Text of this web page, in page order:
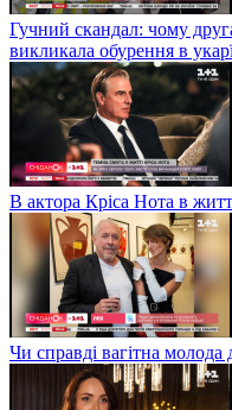
Гучний скандал: чому
викликала обурення в
В актора Кріса Нота в
Чи справді вагітна